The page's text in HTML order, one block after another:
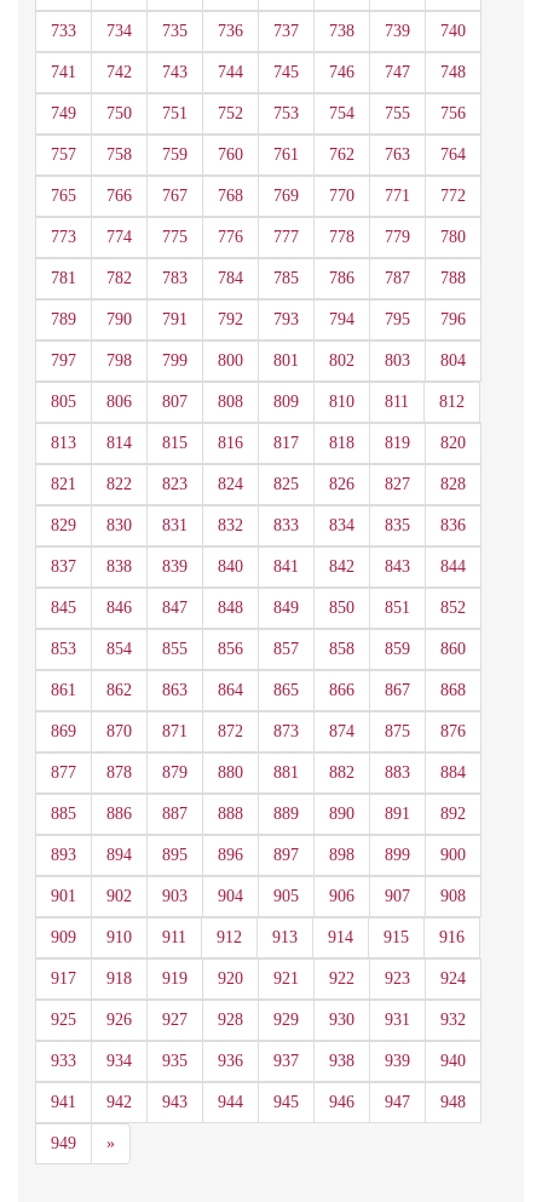
733 734 735 736 737 738 739 740
741 742 743 744 745 746 747 748
749 750 751 752 753 754 755 756
757 758 759 760 761 762 763 764
765 766 767 768 769 770 771 772
773 774 775 776 777 778 779 780
781 782 783 784 785 786 787 788
789 790 791 792 793 794 795 796
797 798 799 800 801 802 803 804
805 806 807 808 809 810 811 812
813 814 815 816 817 818 819 820
821 822 823 824 825 826 827 828
829 830 831 832 833 834 835 836
837 838 839 840 841 842 843 844
845 846 847 848 849 850 851 852
853 854 855 856 857 858 859 860
861 862 863 864 865 866 867 868
869 870 871 872 873 874 875 876
877 878 879 880 881 882 883 884
885 886 887 888 889 890 891 892
893 894 895 896 897 898 899 900
901 902 903 904 905 906 907 908
909 910 911 912 913 914 915 916
917 918 919 920 921 922 923 924
925 926 927 928 929 930 931 932
933 934 935 936 937 938 939 940
941 942 943 944 945 946 947 948
949 »Siguiente